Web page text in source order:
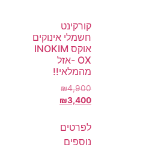
קורקינט
חשמלי אינוקים
אוקס INOKIM
OX -אזל
מהמלאי!!
₪4,900
₪3,400
לפרטים
נוספים